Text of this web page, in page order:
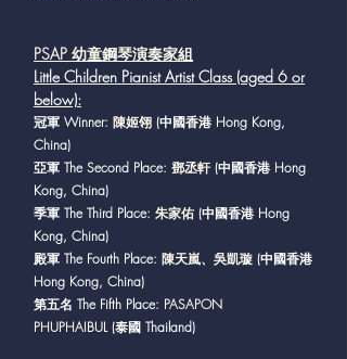
PSAP 幼童鋼琴演奏家組
Little Children Pianist Artist Class (aged 6 or
below):
冠軍 Winner: 陳姬翎 (中國香港 Hong Kong,
China)
亞軍 The Second Place: 鄧丞軒 (中國香港 Hong
Kong, China)
季軍 The Third Place: 朱家佑 (中國香港 Hong
Kong, China)
殿軍 The Fourth Place: 陳天嵐、吳凱璇 (中國香港
Hong Kong, China)
第五名 The Fifth Place: PASAPON
PHUPHAIBUL(泰國 Thailand)